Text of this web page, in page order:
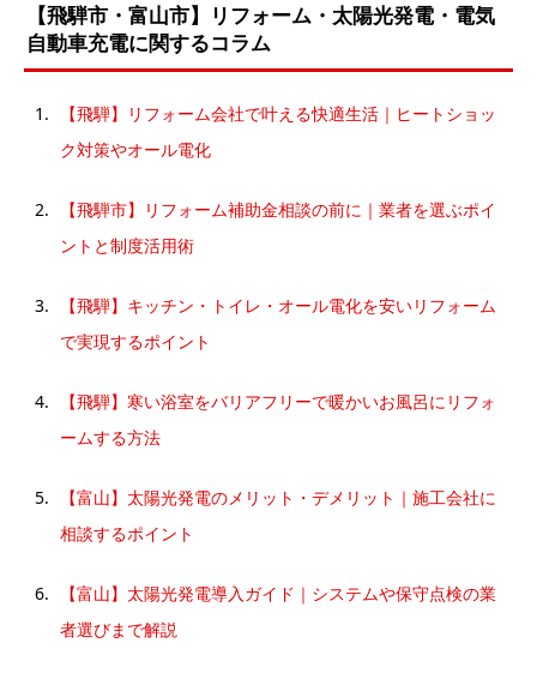
【飛騨市・富山市】リフォーム・太陽光発電・電気
自動車充電に関するコラム
【飛騨】リフォーム会社で叶える快適生活｜ヒートショッ
ク対策やオール電化
【飛騨市】リフォーム補助金相談の前に｜業者を選ぶポイ
ントと制度活用術
【飛騨】キッチン・トイレ・オール電化を安いリフォーム
で実現するポイント
【飛騨】寒い浴室をバリアフリーで暖かいお風呂にリフォ
ームする方法
【富山】太陽光発電のメリット・デメリット｜施工会社に
相談するポイント
【富山】太陽光発電導入ガイド｜システムや保守点検の業
者選びまで解説